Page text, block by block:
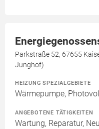
Parkstraße 52, 67655
Junghof)
HEIZUNG SPEZIALGEBIETE
Wärmepumpe,
ANGEBOTENE TÄTIGKEITEN
Wartung, Reparatur,